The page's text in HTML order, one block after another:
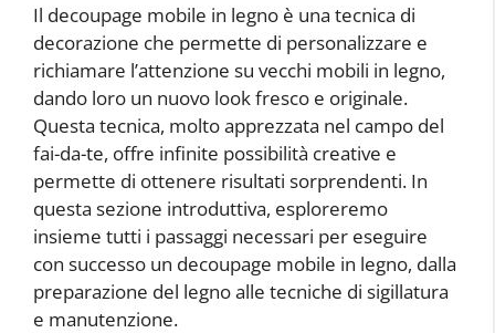
Il decoupage mobile in legno è una tecnica di
decorazione che permette di personalizzare e
richiamare l’attenzione su vecchi mobili in legno,
dando loro un nuovo look fresco e originale.
Questa tecnica, molto apprezzata nel campo del
fai-da-te, offre infinite possibilità creative e
permette di ottenere risultati sorprendenti. In
questa sezione introduttiva, esploreremo
insieme tutti i passaggi necessari per eseguire
con successo un decoupage mobile in legno, dalla
preparazione del legno alle tecniche di sigillatura
e manutenzione.